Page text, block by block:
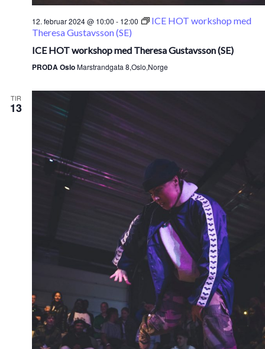
12. februar 2024 @ 10:00 - 12:00
ICE HOT workshop med
Theresa Gustavsson (SE)
ICE HOT workshop med Theresa Gustavsson (SE)
PRODA OsloMarstrandgata 8,Oslo,Norge
TIR
13